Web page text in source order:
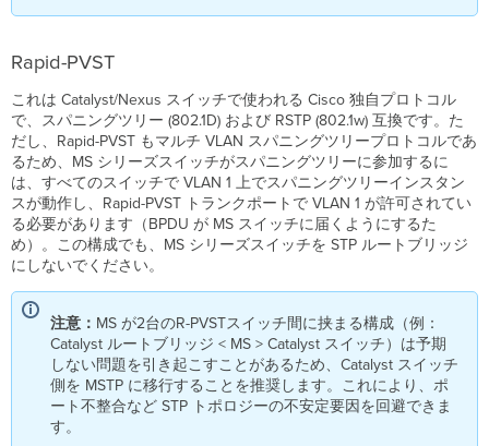
Rapid-PVST
これは Catalyst/Nexus スイッチで使われるCisco 独自プロトコル
で、スパニングツリー (802.1D) および RSTP (802.1w) 互換です。た
だし、Rapid-PVST もマルチ VLAN スパニングツリープロトコルであ
るため、MS シリーズスイッチがスパニングツリーに参加するに
は、すべてのスイッチで VLAN 1 上でスパニングツリーインスタン
スが動作し、Rapid-PVST トランクポートで VLAN 1 が許可されてい
る必要があります（BPDU が MS スイッチに届くようにするた
め）。この構成でも、MS シリーズスイッチを STP ルートブリッジ
にしないでください。
注意： MS が2台のR-PVSTスイッチ間に挟まる構成（例：
Catalyst ルートブリッジ < MS > Catalyst スイッチ）は予期
しない問題を引き起こすことがあるため、Catalyst スイッチ
側を MSTP に移行することを推奨します。これにより、ポ
ート不整合など STP トポロジーの不安定要因を回避できま
す。